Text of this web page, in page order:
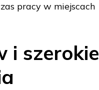
pracy w miejscach
i szerokie